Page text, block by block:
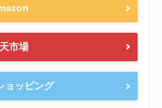
市場
ョッピング